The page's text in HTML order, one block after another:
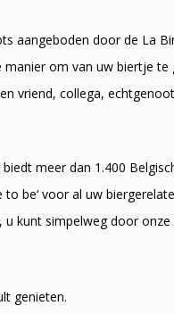
aangeboden door de La
om van uw biertje te
vriend, collega,
meer dan 1.400
be‘ voor al uw
u kunt simpelweg door
genieten.